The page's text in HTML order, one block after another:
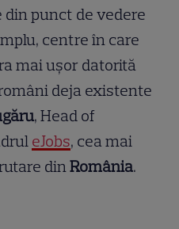
punct de vedere
centre în care
mai ușor datorită
deja existente
, Head of
eJobs, cea mai
dinRomânia.